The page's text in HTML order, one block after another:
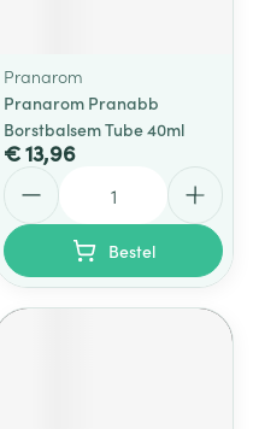
Pranarom
Pranarom Pranabb
Borstbalsem Tube 40ml
€ 13,96
Bestel